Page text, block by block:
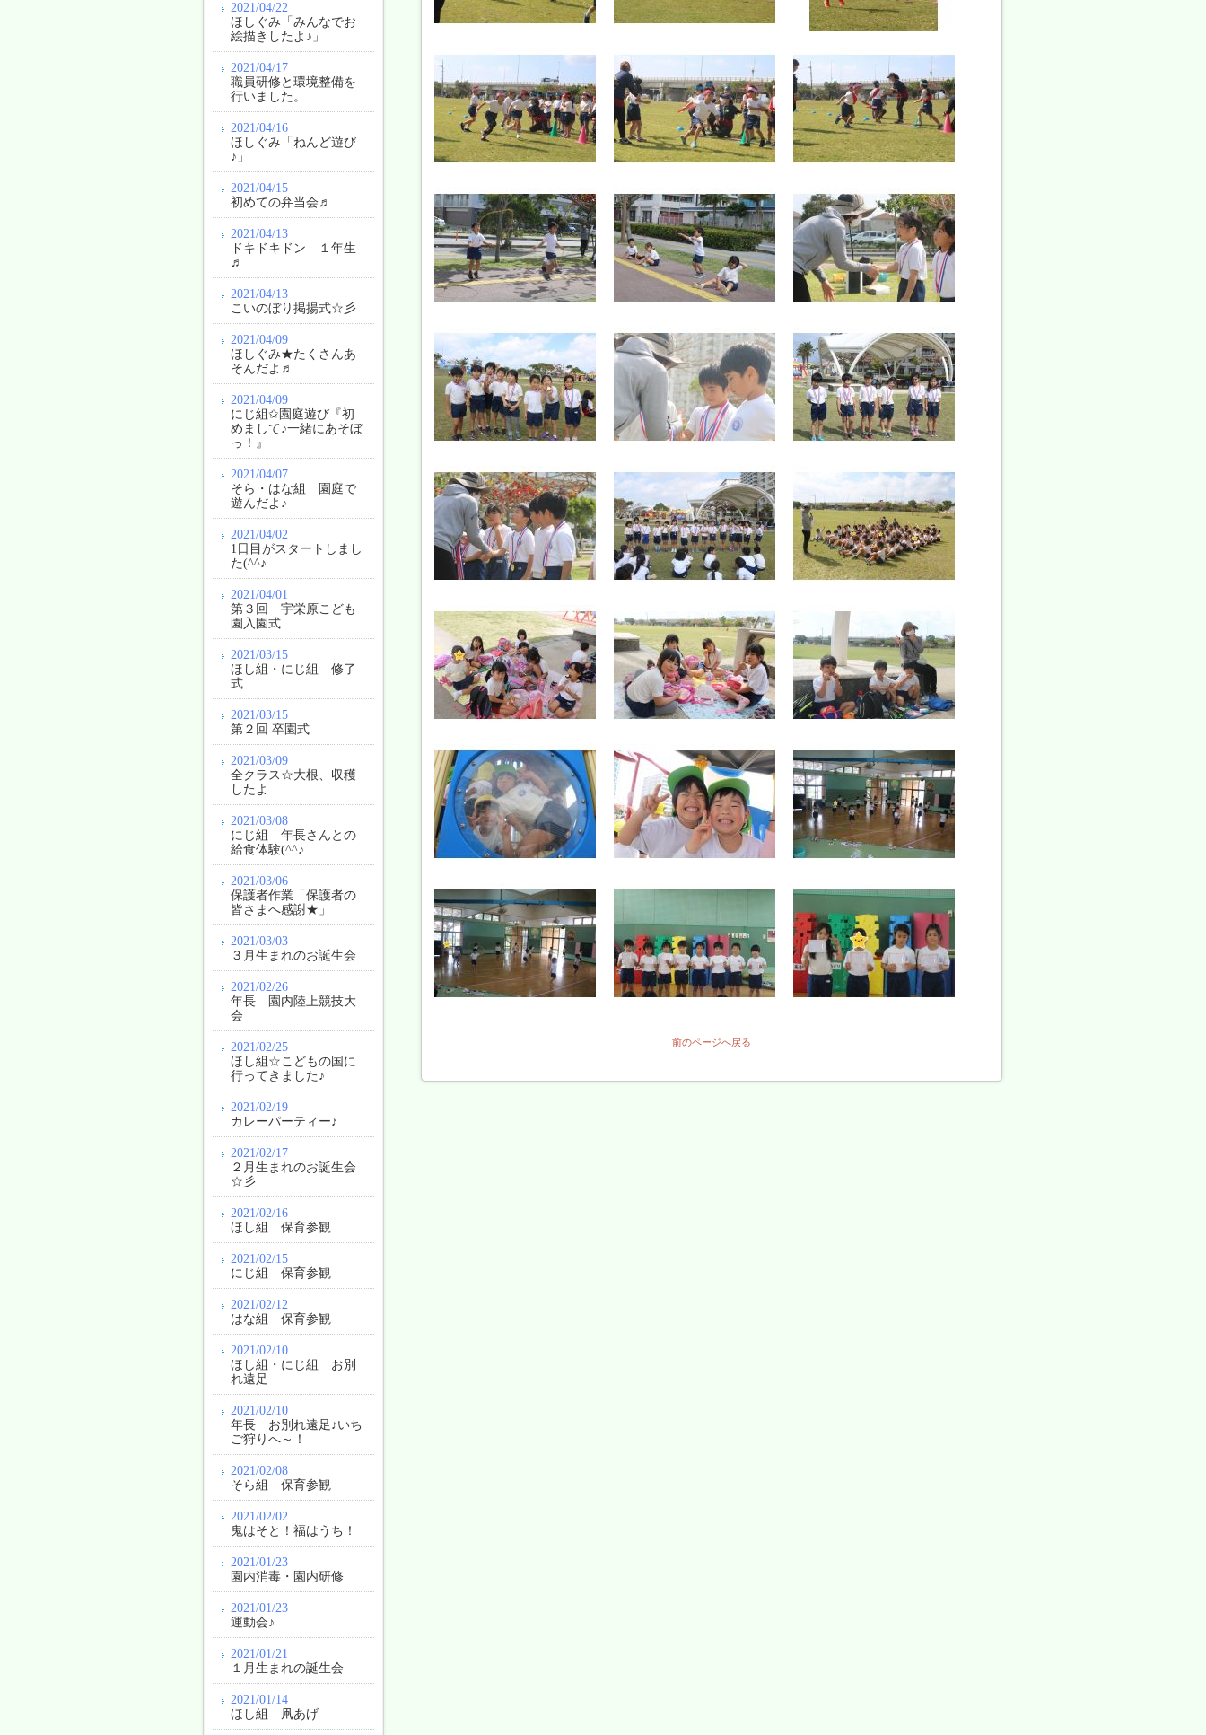
前のページへ戻る
2021/04/22
ほしぐみ「みんなでお
絵描きしたよ♪」
2021/04/17
職員研修と環境整備を
行いました。
2021/04/16
ほしぐみ「ねんど遊び
♪」
2021/04/15
初めての弁当会♬
2021/04/13
ドキドキドン １年生
♬
2021/04/13
こいのぼり掲揚式☆彡
2021/04/09
ほしぐみ★たくさんあ
そんだよ♬
2021/04/09
にじ組✩園庭遊び『初
めまして♪一緒にあそぼ
っ！』
2021/04/07
そら・はな組 園庭で
遊んだよ♪
2021/04/02
1日目がスタートしまし
た(^^♪
2021/04/01
第３回 宇栄原こども
園入園式
2021/03/15
ほし組・にじ組 修了
式
2021/03/15
第２回 卒園式
2021/03/09
全クラス☆大根、収穫
したよ
2021/03/08
にじ組 年長さんとの
給食体験(^^♪
2021/03/06
保護者作業「保護者の
皆さまへ感謝★」
2021/03/03
３月生まれのお誕生会
2021/02/26
年長 園内陸上競技大
会
2021/02/25
ほし組☆こどもの国に
行ってきました♪
2021/02/19
カレーパーティー♪
2021/02/17
２月生まれのお誕生会
☆彡
2021/02/16
ほし組 保育参観
2021/02/15
にじ組 保育参観
2021/02/12
はな組 保育参観
2021/02/10
ほし組・にじ組 お別
れ遠足
2021/02/10
年長 お別れ遠足♪いち
ご狩りへ～！
2021/02/08
そら組 保育参観
2021/02/02
鬼はそと！福はうち！
2021/01/23
園内消毒・園内研修
2021/01/23
運動会♪
2021/01/21
１月生まれの誕生会
2021/01/14
ほし組 凧あげ